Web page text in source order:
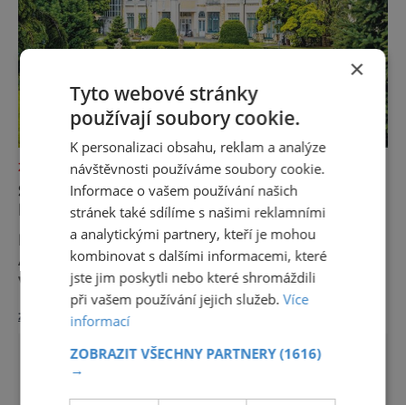
ZAJÍMAVOSTI
SLÁVA PIEŠŤANSKÉHO BAHNA
PŘESÁHLA HRANICE EVROPY
Lidé se sem jezdí léčit už celých 200 let.
A mnoho z těch, kdo Piešťany okusili, se
vrací. Nejenže prospějí svému zdraví, ale
užijí si tu i bohatý společenský život. Když
se řekne slovenské lázně, Piešťany bývají
A není divu. Město rozprostřené na březích
řeky Váhu je proslulé termálními prameny
zobrazit více >>
×
Tyto webové stránky
používají soubory cookie.
K personalizaci obsahu, reklam a analýze
návštěvnosti používáme soubory cookie.
Informace o vašem používání našich
stránek také sdílíme s našimi reklamními
a analytickými partnery, kteří je mohou
kombinovat s dalšími informacemi, které
jste jim poskytli nebo které shromáždili
při vašem používání jejich služeb.Více
informací
ZOBRAZIT VŠECHNY PARTNERY(1616)
→